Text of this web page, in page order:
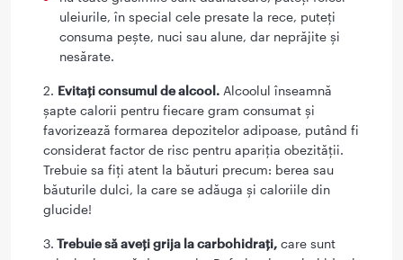
uleiurile, în special cele presate la rece, puteți
consuma pește, nuci sau alune, dar neprăjite și
nesărate.
2. Evitați consumul de alcool. Alcoolul înseamnă
șapte calorii pentru fiecare gram consumat și
favorizează formarea depozitelor adipoase, putând fi
considerat factor de risc pentru apariția obezității.
Trebuie sa fiți atent la băuturi precum: berea sau
băuturile dulci, la care se adăuga și caloriile din
glucide!
3. Trebuie să aveți grija la carbohidrați, care sunt